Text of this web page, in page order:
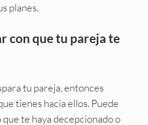
planes.
con que tu pareja te
tu pareja, entonces
tienes hacia ellos. Puede
te haya decepcionado o